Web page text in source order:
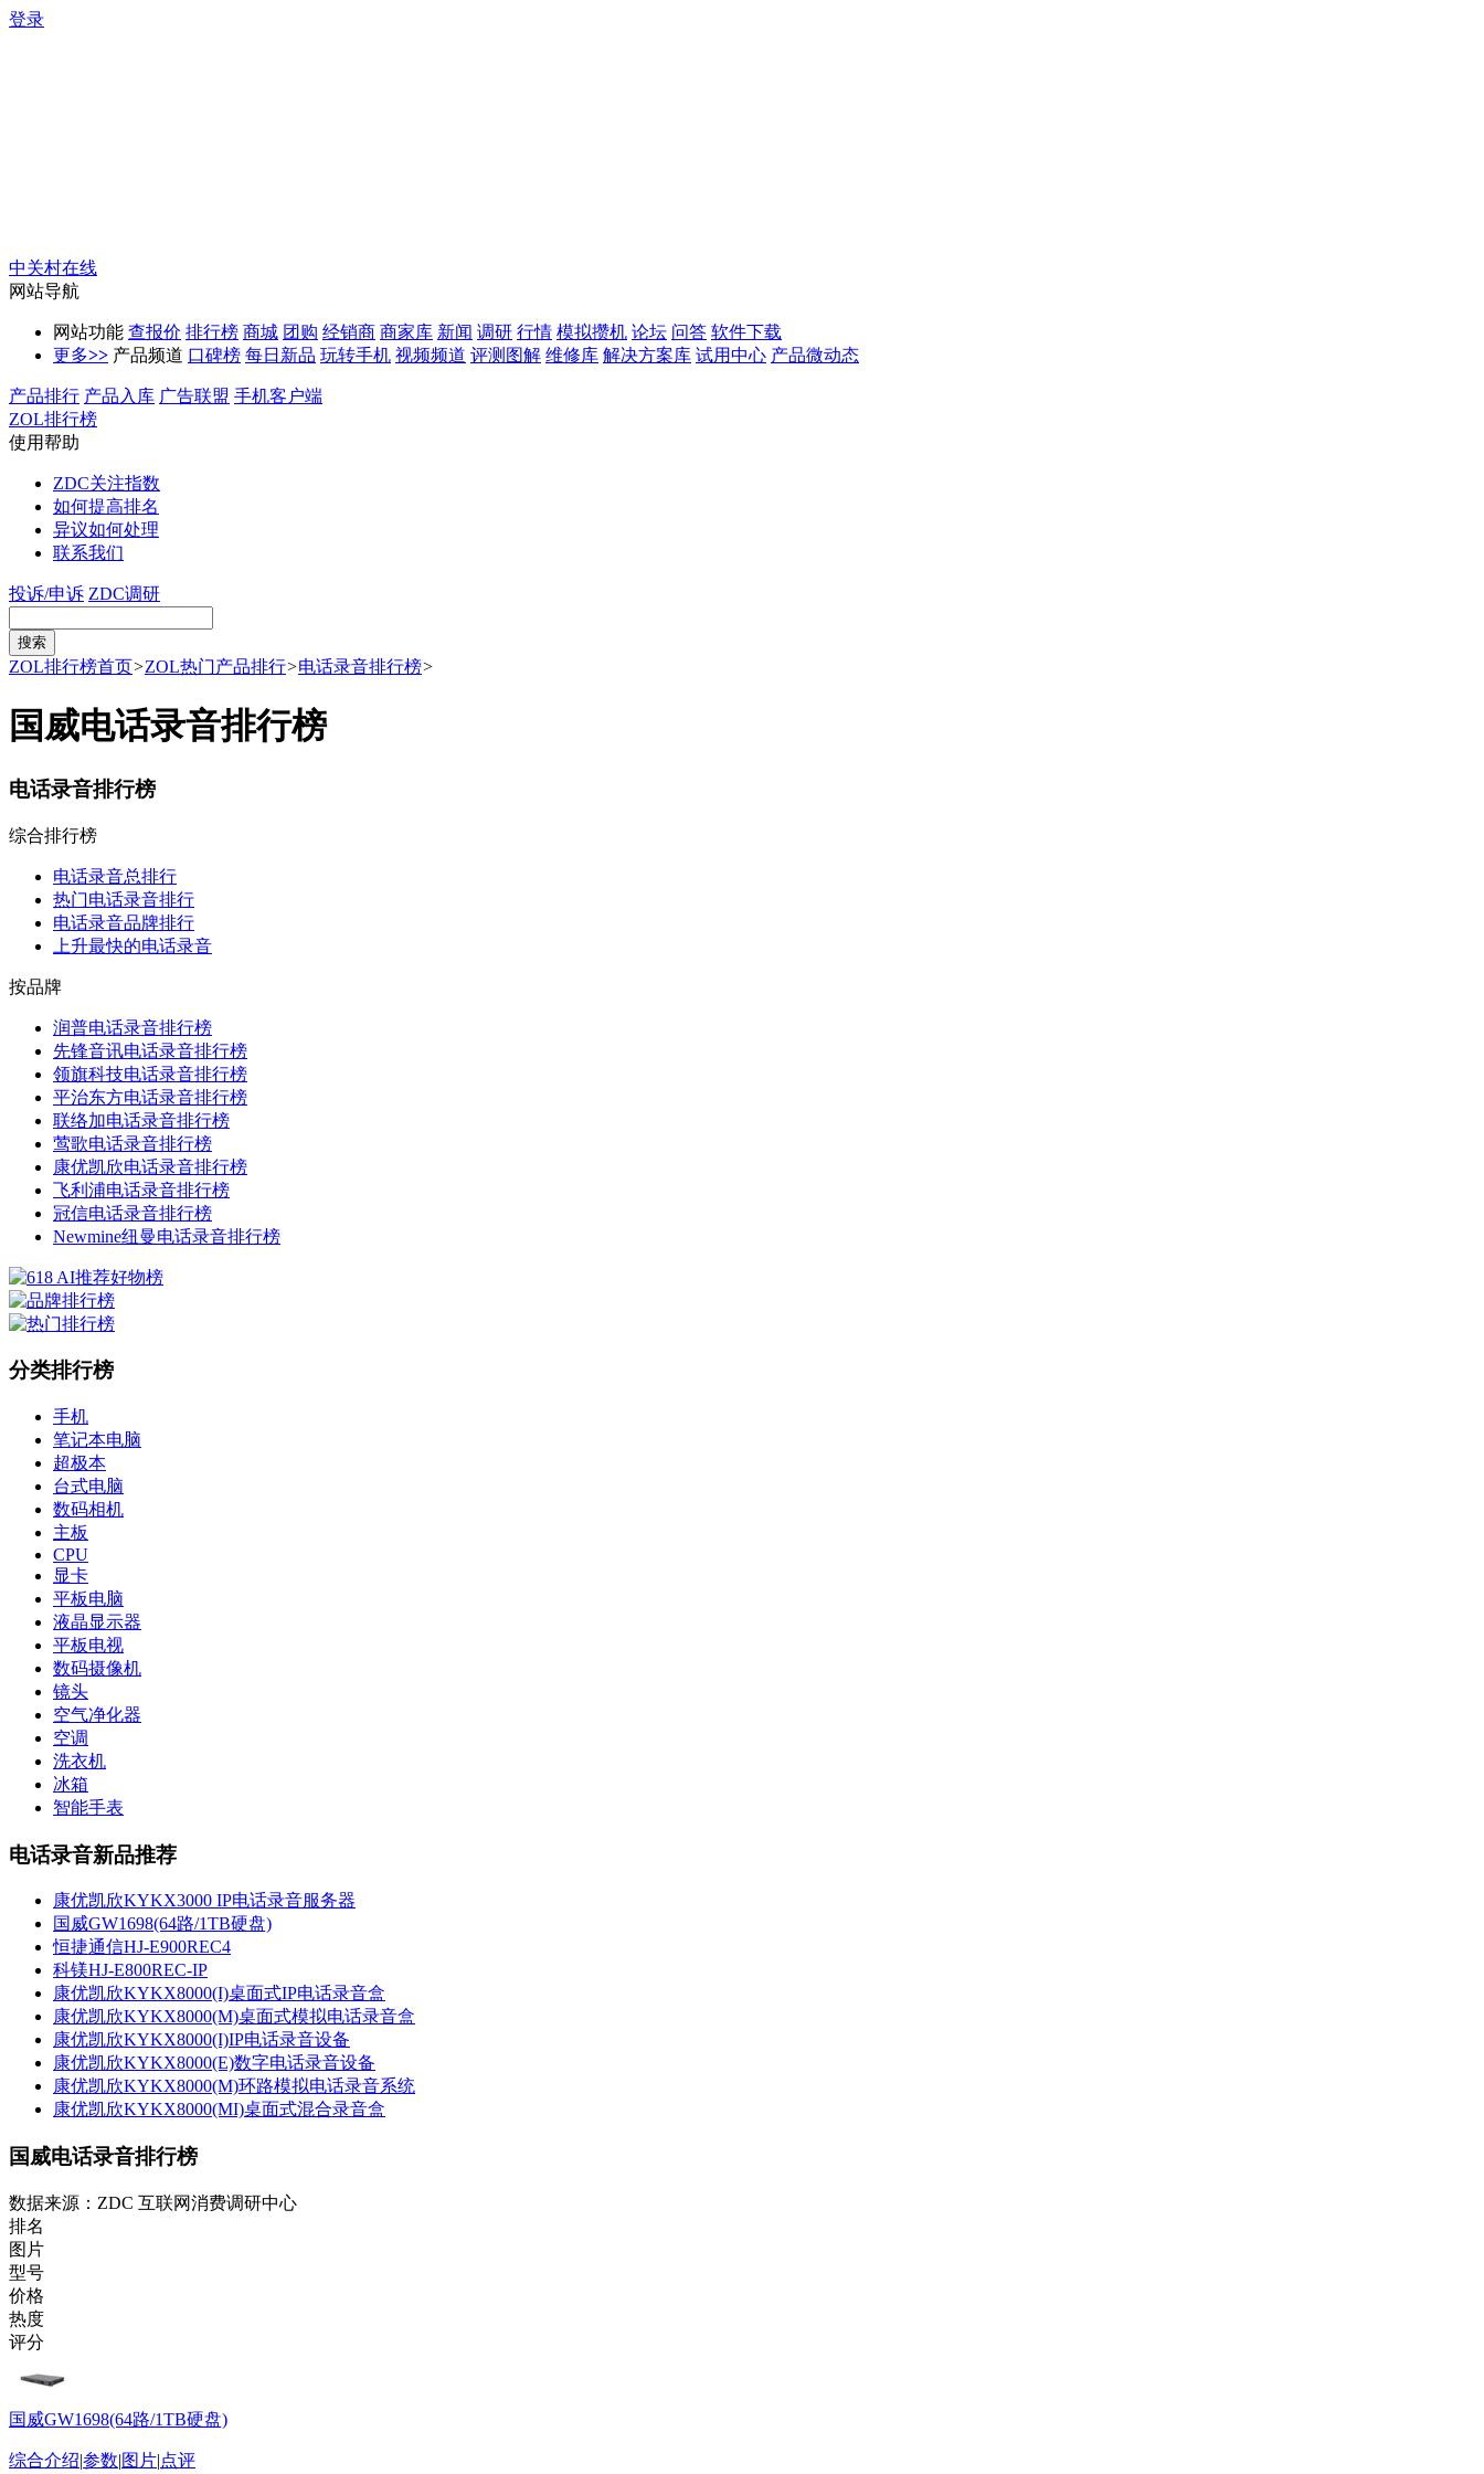
登录
中关村在线
网站导航
网站功能 查报价 排行榜 商城 团购 经销商 商家库 新闻 调研 行情 模拟攒机 论坛 问答 软件下载
更多>> 产品频道 口碑榜 每日新品 玩转手机 视频频道 评测图解 维修库 解决方案库 试用中心 产品微动态
产品排行 产品入库 广告联盟 手机客户端
ZOL排行榜
使用帮助
ZDC关注指数
如何提高排名
异议如何处理
联系我们
投诉/申诉 ZDC调研
ZOL排行榜首页>ZOL热门产品排行>电话录音排行榜>
国威电话录音排行榜
电话录音排行榜
综合排行榜
电话录音总排行
热门电话录音排行
电话录音品牌排行
上升最快的电话录音
按品牌
润普电话录音排行榜
先锋音讯电话录音排行榜
领旗科技电话录音排行榜
平治东方电话录音排行榜
联络加电话录音排行榜
莺歌电话录音排行榜
康优凯欣电话录音排行榜
飞利浦电话录音排行榜
冠信电话录音排行榜
Newmine纽曼电话录音排行榜
分类排行榜
手机
笔记本电脑
超极本
台式电脑
数码相机
主板
CPU
显卡
平板电脑
液晶显示器
平板电视
数码摄像机
镜头
空气净化器
空调
洗衣机
冰箱
智能手表
电话录音新品推荐
康优凯欣KYKX3000 IP电话录音服务器
国威GW1698(64路/1TB硬盘)
恒捷通信HJ-E900REC4
科镁HJ-E800REC-IP
康优凯欣KYKX8000(I)桌面式IP电话录音盒
康优凯欣KYKX8000(M)桌面式模拟电话录音盒
康优凯欣KYKX8000(I)IP电话录音设备
康优凯欣KYKX8000(E)数字电话录音设备
康优凯欣KYKX8000(M)环路模拟电话录音系统
康优凯欣KYKX8000(MI)桌面式混合录音盒
国威电话录音排行榜
数据来源：ZDC 互联网消费调研中心
排名
图片
型号
价格
热度
评分
国威GW1698(64路/1TB硬盘)
综合介绍|参数|图片|点评